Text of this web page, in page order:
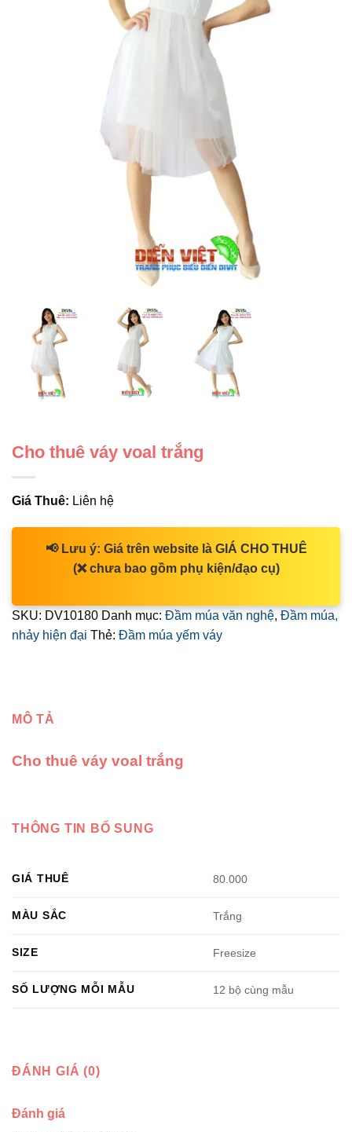
Cho thuê váy voal trắng
Giá Thuê: Liên hệ
📢 Lưu ý: Giá trên website là GIÁ CHO THUÊ
(❌ chưa bao gồm phụ kiện/đạo cụ)
SKU: DV10180 Danh mục: Đầm múa văn nghệ, Đầm múa,
nhảy hiện đại Thẻ: Đầm múa yếm váy
MÔ TẢ
Cho thuê váy voal trắng
THÔNG TIN BỔ SUNG
GIÁ THUÊ 80.000
MÀU SẮC Trắng
SIZE Freesize
SỐ LƯỢNG MỖI MẪU 12 bộ cùng mẫu
ĐÁNH GIÁ (0)
Đánh giá